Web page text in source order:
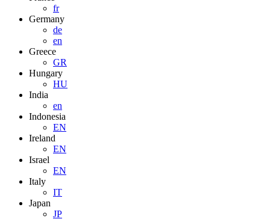
fr
Germany
de
en
Greece
GR
Hungary
HU
India
en
Indonesia
EN
Ireland
EN
Israel
EN
Italy
IT
Japan
JP